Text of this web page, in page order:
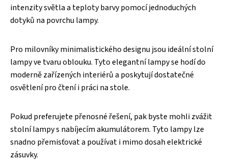
intenzity světla a teploty barvy pomocí jednoduchých
dotyků na povrchu lampy.
Pro milovníky minimalistického designu jsou ideální stolní
lampy ve tvaru oblouku. Tyto elegantní lampy se hodí do
moderně zařízených interiérů a poskytují dostatečné
osvětlení pro čtení i práci na stole.
Pokud preferujete přenosné řešení, pak byste mohli zvážit
stolní lampy s nabíjecím akumulátorem. Tyto lampy lze
snadno přemisťovat a používat i mimo dosah elektrické
zásuvky.